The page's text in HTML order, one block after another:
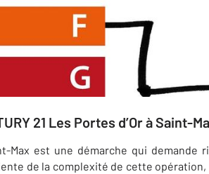
21 Les Portes d’Or à Saint-
Max est une démarche qui demande
de la complexité de cette